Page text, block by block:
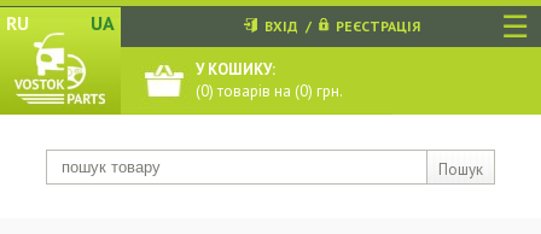
☰
RU UA
Пошук
ВХІД / РЕЄСТРАЦІЯ
У КОШИКУ:
(0) товарів на (0) грн.